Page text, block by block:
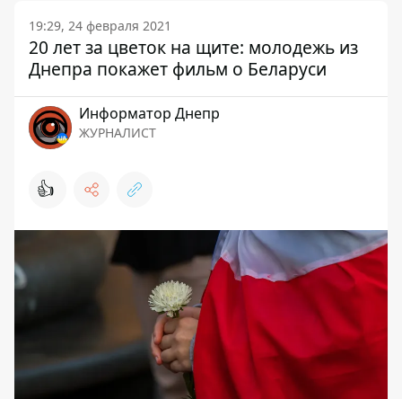
19:29, 24 февраля 2021
20 лет за цветок на щите: молодежь из
Днепра покажет фильм о Беларуси
Информатор Днепр
ЖУРНАЛИСТ
👍